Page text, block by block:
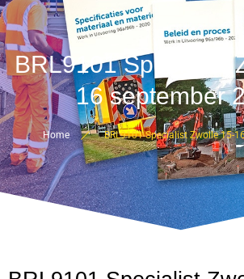
BRL9101 Specialist
16 september
Home BRL9101 Specialist Zwolle 15-